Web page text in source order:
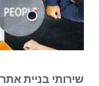
שירותי בניית